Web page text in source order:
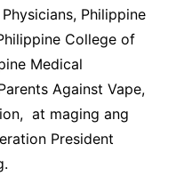
Philippine
College of
Medical
Against Vape,
at maging ang
President